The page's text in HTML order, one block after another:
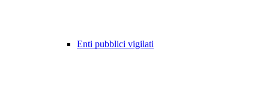
Enti pubblici vigilati